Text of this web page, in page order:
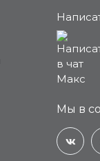
Мы в